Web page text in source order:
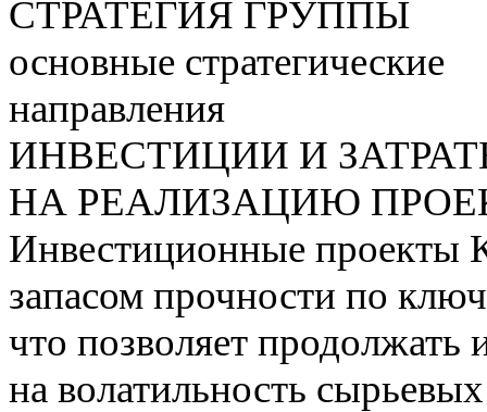
СТРАТЕГИЯ ГРУППЫ
основные стратегические
направления
ИНВЕСТИЦИИ И
НА РЕАЛИЗАЦИЮ
Инвестиционные проекты
запасом прочности по
что позволяет продолжать
на волатильность